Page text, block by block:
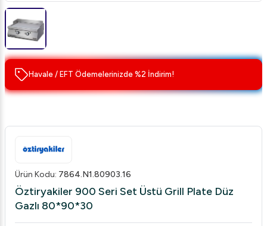
Havale / EFT Ödemelerinizde %2 İndirim!
Ürün Kodu: 7864.N1.80903.16
Öztiryakiler 900 Seri Set Üstü Grill Plate Düz
Gazlı 80*90*30